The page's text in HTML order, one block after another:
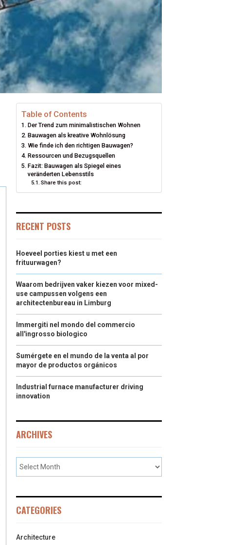
Table of Contents
Der Trend zum minimalistischen Wohnen
Bauwagen als kreative Wohnlösung
Wie finde ich den richtigen Bauwagen?
Ressourcen und Bezugsquellen
Fazit: Bauwagen als Spiegel eines
veränderten Lebensstils
Share this post:
RECENT POSTS
Hoeveel porties kiest u met een
frituurwagen?
Waarom bedrijven vaker kiezen voor mixed-
use campussen volgens een
architectenbureau in Limburg
Immergiti nel mondo del commercio
all'ingrosso biologico
Sumérgete en el mundo de la venta al por
mayor de productos orgánicos
Industrial furnace manufacturer driving
innovation
ARCHIVES
CATEGORIES
Architecture